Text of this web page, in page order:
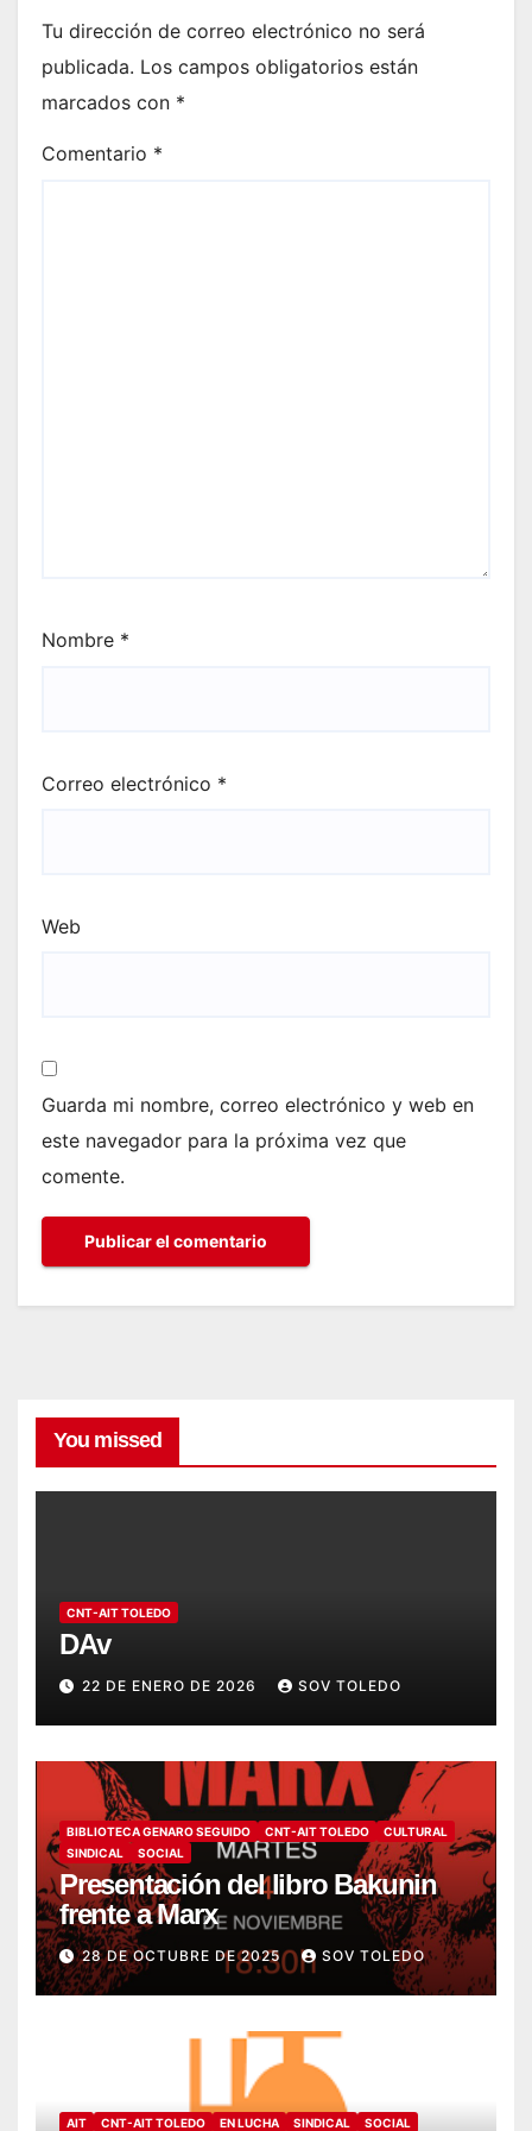
Tu dirección de correo electrónico no será
publicada. Los campos obligatorios están
marcados con *
Comentario *
Nombre *
Correo electrónico *
Web
Guarda mi nombre, correo electrónico y web en
este navegador para la próxima vez que
comente.
You missed
CNT-AIT TOLEDO
DAv
22 DE ENERO DE 2026 SOV TOLEDO
BIBLIOTECA GENARO SEGUIDO CNT-AIT TOLEDO
CULTURAL
SINDICAL
SOCIAL
Presentación del libro Bakunin
frente a Marx
28 DE OCTUBRE DE 2025 SOV TOLEDO
AIT CNT-AIT TOLEDO EN LUCHA SINDICAL SOCIAL